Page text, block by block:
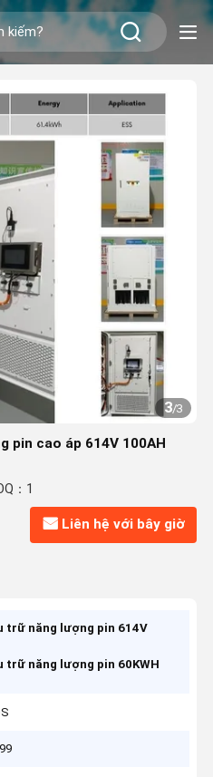
3/3
pin cao áp 614V 100AH
：1
Liên hệ với bây giờ
trữ năng lượng pin 614V
trữ năng lượng pin 60KWH